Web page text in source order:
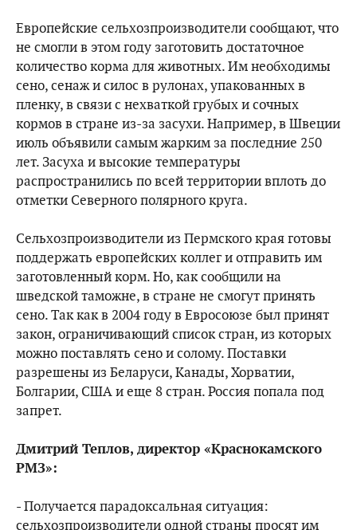
Европейские сельхозпроизводители сообщают, что
не смогли в этом году заготовить достаточное
количество корма для животных. Им необходимы
сено, сенаж и силос в рулонах, упакованных в
пленку, в связи с нехваткой грубых и сочных
кормов в стране из-за засухи. Например, в Швеции
июль объявили самым жарким за последние 250
лет. Засуха и высокие температуры
распространились по всей территории вплоть до
отметки Северного полярного круга.
Сельхозпроизводители из Пермского края готовы
поддержать европейских коллег и отправить им
заготовленный корм. Но, как сообщили на
шведской таможне, в стране не смогут принять
сено. Так как в 2004 году в Евросоюзе был принят
закон, ограничивающий список стран, из которых
можно поставлять сено и солому. Поставки
разрешены из Беларуси, Канады, Хорватии,
Болгарии, США и еще 8 стран. Россия попала под
запрет.
Дмитрий Теплов, директор «Краснокамского
РМЗ»:
- Получается парадоксальная ситуация:
сельхозпроизводители одной страны просят им